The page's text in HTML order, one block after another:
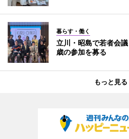
暮らす・働く
立川・昭島で若者会
歳の参加を募る
もっと見る